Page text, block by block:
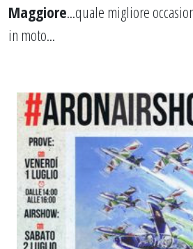
Maggiore...quale migliore
in moto...